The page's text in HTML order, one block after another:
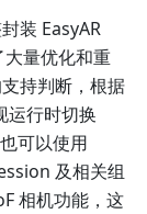
装 EasyAR
量优化和重
持判断，根据
运行时切换
可以使用
及相关组
相机功能，这